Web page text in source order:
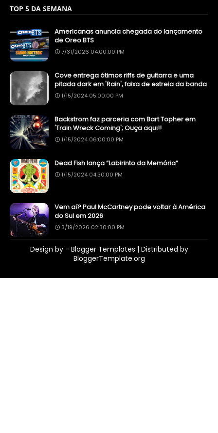
TOP 5 DA SEMANA
Americanas anuncia chegada do lançamento
de Oreo BTS
7/31/2026 04:00:00 PM
Cove entrega ótimos riffs de guitarra e uma
pitada dark em 'Rain', faixa de estreia da banda
1/15/2024 05:00:00 PM
Backstrom faz parceria com Bart Topher em
'Train Wreck Coming'; Ouça aqui!!
1/15/2024 06:00:00 PM
Dead Fish lança “Labirinto da Memória”
1/15/2024 04:30:00 PM
Vem aí? Paul McCartney pode voltar à América
do Sul em 2026
3/19/2026 02:30:00 PM
Design by - Blogger Templates | Distributed by
BloggerTemplate.org